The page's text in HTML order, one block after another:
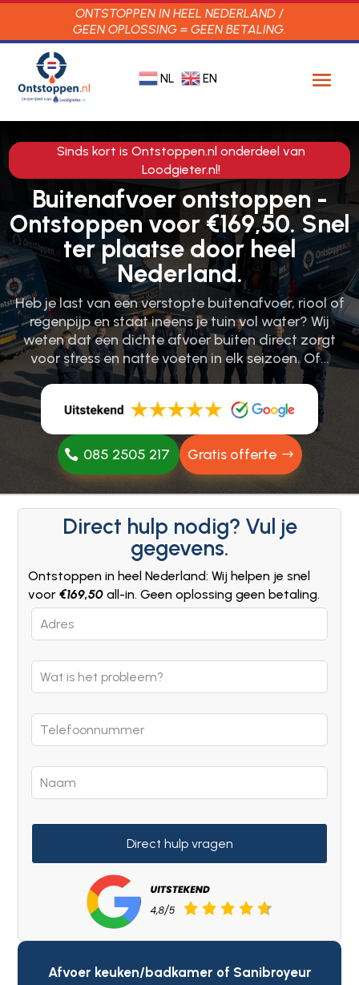
ONTSTOPPEN IN HEEL NEDERLAND /
GEEN OPLOSSING = GEEN BETALING.
NL EN
Sinds kort is Ontstoppen.nl onderdeel van
Loodgieter.nl!
Buitenafvoer ontstoppen -
Ontstoppen voor €169,50. Snel
ter plaatse door heel
Nederland.
Heb je last van een verstopte buitenafvoer, riool of
regenpijp en staat ineens je tuin vol water? Wij
weten dat een dichte afvoer buiten direct zorgt
voor stress en natte voeten in elk seizoen.​ Of…
085 2505 217 Gratis offerte
Direct hulp nodig? Vul je
gegevens.
Ontstoppen in heel Nederland: Wij helpen je snel
voor€169,50 all-in. Geen oplossing geen betaling.
Leave
this
blank
Direct hulp vragen
Afvoer keuken/badkamer of Sanibroyeur